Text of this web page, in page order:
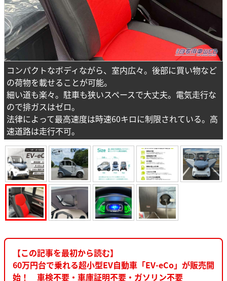
コンパクトなボディながら、室内広々。後部に買い物など
の荷物を載せることが可能。
細い道も楽々。駐車も狭いスペースで大丈夫。電気走行な
ので排ガスはゼロ。
法律によって最高速度は時速60キロに制限されている。高
速道路は走行不可。
【この記事を最初から読む】
60万円台で乗れる超小型EV自動車「EV-eCo」が販売開
始！ 車検不要・車庫証明不要・ガソリン不要